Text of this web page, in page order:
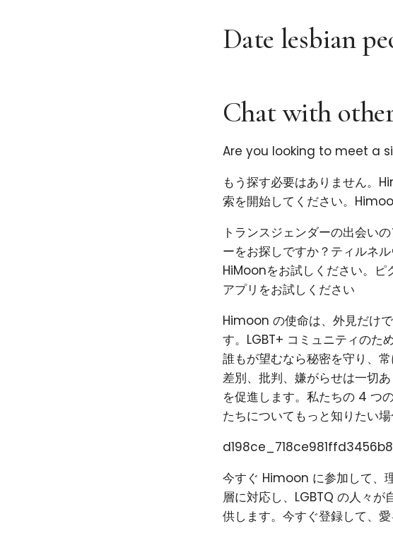
Date lesbian
Chat with
Are you looking to meet a
もう探す必要はありません。
索を開始してください。
トランスジェンダーの出会い
ーをお探しですか？ティルネ
HiMoonをお試しください。
アプリをお試しください
Himoon の使命は、外見だけ
す。LGBT+ コミュニティのた
誰もが望むなら秘密を守り、
差別、批判、嫌がらせは一切
を促進します。私たちの 4 つ
たちについてもっと知りたい
今すぐ Himoon に参加して、
層に対応し、LGBTQ の人々
供します。今すぐ登録して、